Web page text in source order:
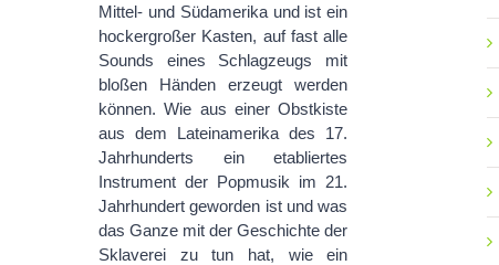
Mittel- und Südamerika und ist ein
hockergroßer Kasten, auf fast alle
Sounds eines Schlagzeugs mit
bloßen Händen erzeugt werden
können. Wie aus einer Obstkiste
aus dem Lateinamerika des 17.
Jahrhunderts ein etabliertes
Instrument der Popmusik im 21.
Jahrhundert geworden ist und was
das Ganze mit der Geschichte der
Sklaverei zu tun hat, wie ein